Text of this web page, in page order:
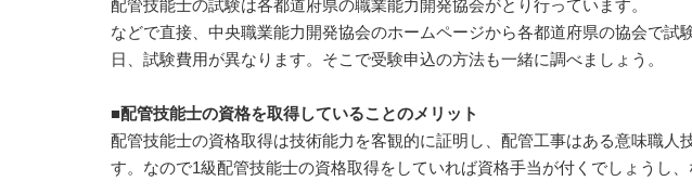
配管技能士の試験は各都道府県の職業能力開発協会がとり行っています。
などで直接、中央職業能力開発協会のホームページから各都道府県の協会で試
日、試験費用が異なります。そこで受験申込の方法も一緒に調べましょう。
■配管技能士の資格を取得していることのメリット
配管技能士の資格取得は技術能力を客観的に証明し、配管工事はある意味職人
す。なので1級配管技能士の資格取得をしていれば資格手当が付くでしょうし、